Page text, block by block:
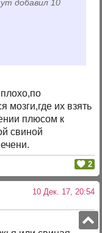
добавил 10
мозги,где их взять
плюсом к
свиной
2
10 Дек. 17, 20:54